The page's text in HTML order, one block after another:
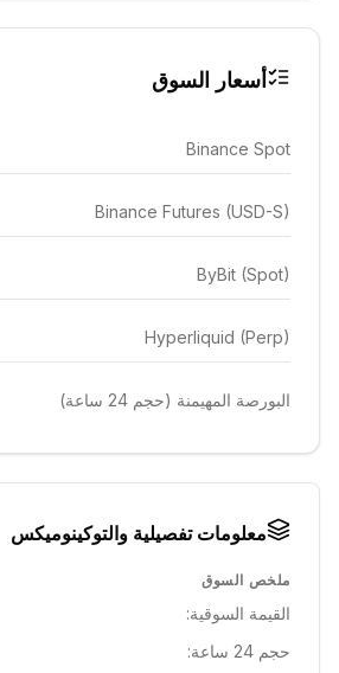
أسعار السوق
Binance Spot
Binance Futures (USD-S)
ByBit (Spot)
Hyperliquid (Perp)
البورصة المهيمنة (حجم 24 ساعة)
معلومات تفصيلية والتوكينوميكس
ملخص السوق
القيمة السوقية:
حجم 24 ساعة: